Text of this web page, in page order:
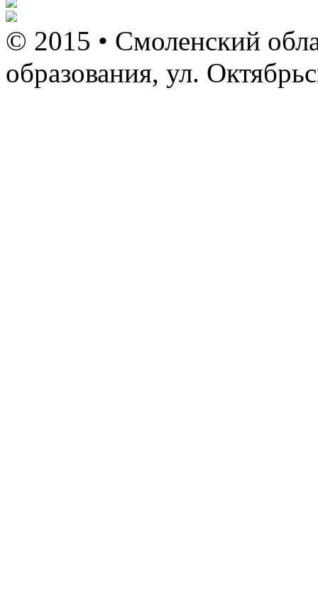
© 2015 • Смоленский
образования, ул.